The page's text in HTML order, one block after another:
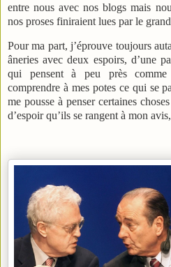
entre nous avec nos blogs mais
nos proses finiraient lues par le
Pour ma part, j’éprouve toujours
âneries avec deux espoirs, d’une
qui pensent à peu près
comprendre à mes potes ce qui se
me pousse à penser certaines
d’espoir qu’ils se rangent à mon